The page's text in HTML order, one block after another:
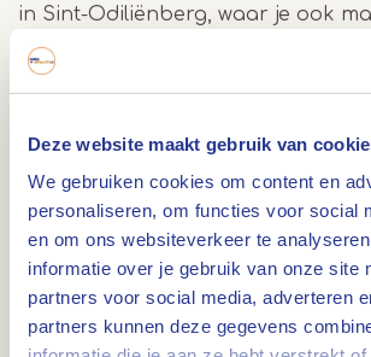
Deze website maakt gebruik van
We gebruiken cookies om content en
personaliseren, om functies voor social
en om ons websiteverkeer te
informatie over je gebruik van onze site
partners voor social media, adverteren
partners kunnen deze gegevens
in Sint-Odiliënberg, waar je ook
auto kunt parkeren.
Route Limburg app.Download de
vanuit de app de route. Onderweg
gewaarschuwd via een belletje als
interessante locatie komt.